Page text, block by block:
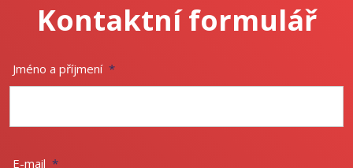
Kontaktní formulář
Jméno a příjmení *
E-mail *